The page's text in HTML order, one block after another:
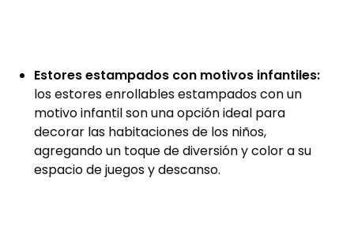
Estores estampados con motivos infantiles:
los estores enrollables estampados con un
motivo infantil son una opción ideal para
decorar las habitaciones de los niños,
agregando un toque de diversión y color a su
espacio de juegos y descanso.